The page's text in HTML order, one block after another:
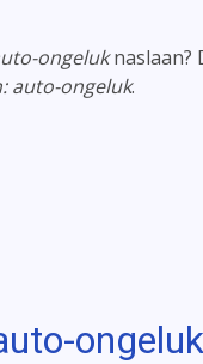
ongeluknaslaan?
auto-ongeluk.
ongeluk